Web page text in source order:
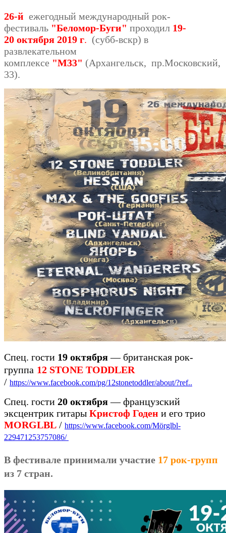
26-й ежегодный международный рок-
фестиваль "Беломор-Буги" проходил 19-
20 октября 2019 г. (субб-вскр) в
развлекательном
комплексе "М33" (Архангельск, пр.Московский,
33).
Спец. гости 19 октября— британская рок-
группа 12 STONE TODDLER
/ https://www.facebook.com/pg/12stonetoddler/about/?ref..
Спец. гости 20 октября— французский
эксцентрик гитары Кристоф Годен и его трио
MORGLBL / https://www.facebook.com/Mörglbl-
229471253757086/
В фестивале принимали участие 17 рок-групп
из 7 стран.